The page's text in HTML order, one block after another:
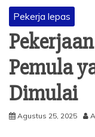
Pekerja lepas
Pemula
Dimulai
Agustus 25, 2025